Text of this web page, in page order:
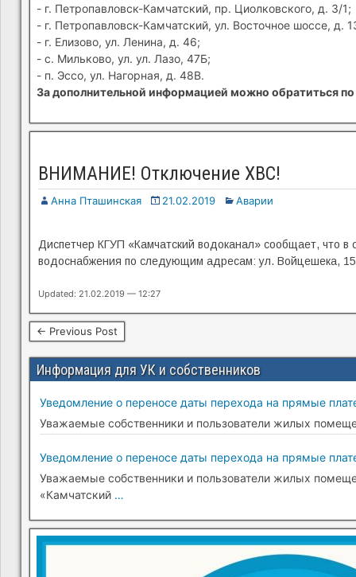
- г. Петропавловск-Камчатский, пр. Циолковского, д. 3/1;
- г. Петропавловск-Камчатский, ул. Восточное шоссе, д.
- г. Елизово, ул. Ленина, д. 46;
- с. Мильково, ул. ул. Лазо, 47Б;
- п. Эссо, ул. Нагорная, д. 48В.
За дополнительной информацией можно обратиться
ВНИМАНИЕ! Отключение ХВС!
Анна Пташинская 21.02.2019 Аварии
Диспетчер КГУП «Камчатский водоканал» сообщает, что
водоснабжения по следующим адресам: ул. Войцешека,
Updated: 21.02.2019 — 12:27
← Previous Post
Информация для УК и собственников
Уведомление о переносе даты перехода на прямые
Уважаемые собственники и пользователи жилых
Уведомление о переносе даты перехода на прямые
Уважаемые собственники и пользователи жилых
«Камчатский …